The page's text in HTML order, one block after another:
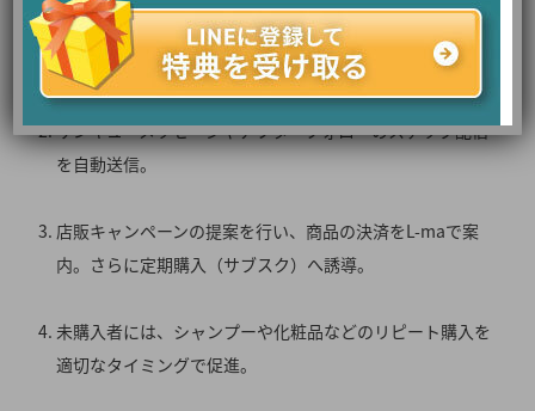
ホットペッパー等で予約してきた人に、Lステップで事前
カウンセリングシートを入力していただく
サンキューメッセージやアフターフォローのステップ配信
を自動送信。
店販キャンペーンの提案を行い、商品の決済をL-maで案
内。さらに定期購入（サブスク）へ誘導。
未購入者には、シャンプーや化粧品などのリピート購入を
適切なタイミングで促進。